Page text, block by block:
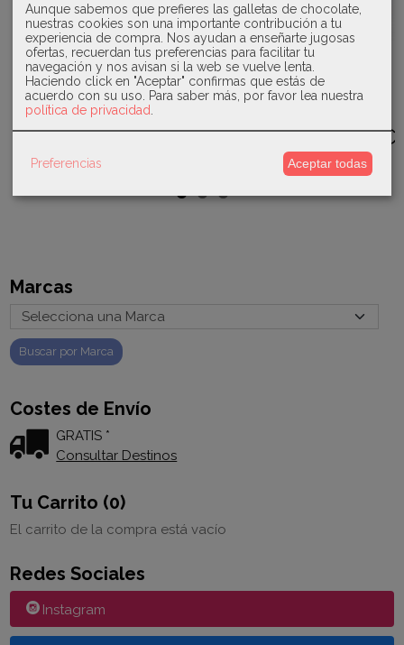
Marcas
Costes de Envío
GRATIS *
Consultar Destinos
Tu Carrito (0)
El carrito de la compra está vacío
Redes Sociales
Instagram
Valentina
Bebés -
Vestido
Milan...
55,20 €
Micolino -
Pelele
estampado
Familia...
29,93 €
Mac Ilusión-
Toquilla
Acunar...
36,00 €
calada-
29,90 €
Aunque sabemos que prefieres las galletas de chocolate,
nuestras cookies son una importante contribución a tu
experiencia de compra. Nos ayudan a enseñarte jugosas
ofertas, recuerdan tus preferencias para facilitar tu
navegación y nos avisan si la web se vuelve lenta.
Haciendo click en "Aceptar" confirmas que estás de
acuerdo con su uso. Para saber más, por favor lea nuestra
política de privacidad
Preferencias Aceptar todas